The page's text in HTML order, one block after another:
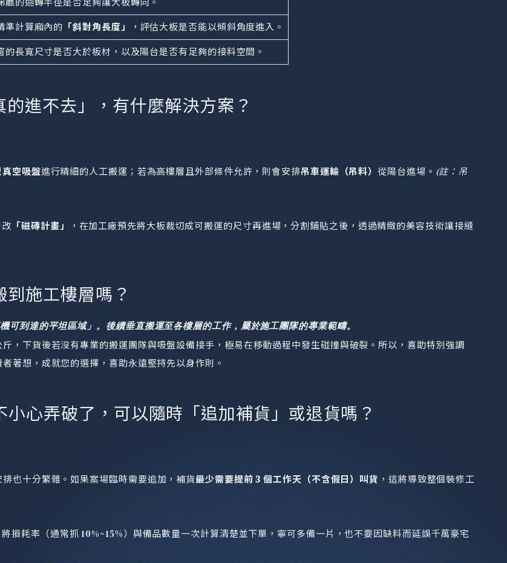
準計算廂內的 「斜對角長度」
，評估大板是否能以傾斜角度進入。
長寬尺寸是否大於板材，以及陽台是否有足夠的接料空間。
進不去」，有什麼解決方案？
空吸盤進行精細的人工搬運；若為高樓層且外部條件允許，則會安排吊車運輸（吊料）從陽台進場。 (註：吊
「磁磚計畫」
，在加工廠預先將大板裁切成可搬運的尺寸再進場，分割鋪貼之後，透過精緻的美容技術讓接縫
施工樓層嗎？
到達的平坦區域」。後續垂直搬運至各樓層的工作，屬於施工團隊的專業範疇。
，下貨後若沒有專業的搬運團隊與吸盤設備接手，極易在移動過程中發生碰撞與破裂。所以，喜助特別強調
著想，成就您的選擇，喜助永遠堅持先以身作則。
心弄破了，可以隨時「追加補貨」或退貨嗎？
也十分繁雜。如果案場臨時需要追加，補貨最少需要提前 3 個工作天（不含假日）叫貨 ，這將導致整個裝修工
將損耗率（通常抓 10%~15%）與備品數量一次計算清楚並下單，寧可多備一片，也不要因缺料而延誤千萬豪宅